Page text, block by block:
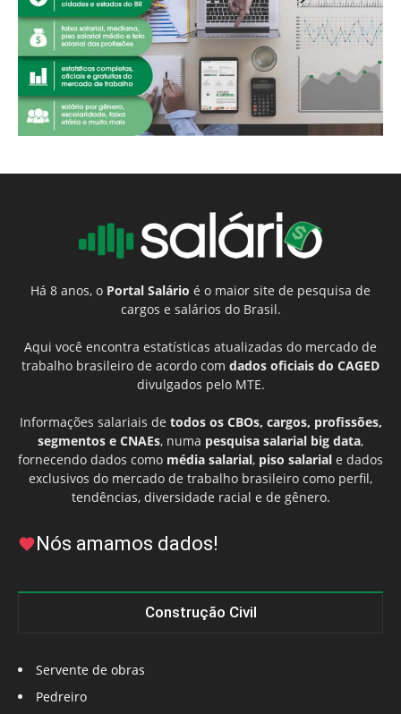
Há 8 anos, o Portal Salário é o maior site de pesquisa de
cargos e salários do Brasil.
Aqui você encontra estatísticas atualizadas do mercado de
trabalho brasileiro de acordo com dados oficiais do CAGED
divulgados pelo MTE.
Informações salariais de todos os CBOs, cargos, profissões,
segmentos e CNAEs, numa pesquisa salarial big data,
fornecendo dados como média salarial, piso salarial e dados
exclusivos do mercado de trabalho brasileiro como perfil,
tendências, diversidade racial e de gênero.
Nós amamos dados!
Construção Civil
Servente de obras
Pedreiro